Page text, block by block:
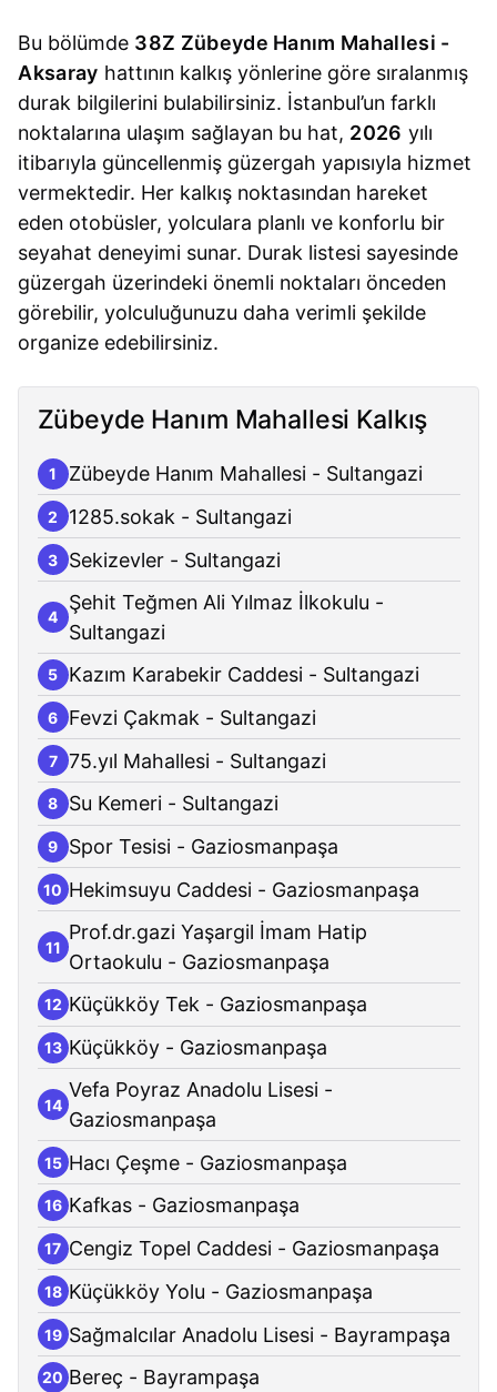
Bu bölümde 38Z Zübeyde Hanım Mahallesi -
Aksaray hattının kalkış yönlerine göre sıralanmış
durak bilgilerini bulabilirsiniz. İstanbul’un farklı
noktalarına ulaşım sağlayan bu hat, 2026 yılı
itibarıyla güncellenmiş güzergah yapısıyla hizmet
vermektedir. Her kalkış noktasından hareket
eden otobüsler, yolculara planlı ve konforlu bir
seyahat deneyimi sunar. Durak listesi sayesinde
güzergah üzerindeki önemli noktaları önceden
görebilir, yolculuğunuzu daha verimli şekilde
organize edebilirsiniz.
Zübeyde Hanım Mahallesi Kalkış
1 Zübeyde Hanım Mahallesi - Sultangazi
2 1285.sokak - Sultangazi
3 Sekizevler - Sultangazi
4
Şehit Teğmen Ali Yılmaz İlkokulu -
Sultangazi
5 Kazım Karabekir Caddesi - Sultangazi
6 Fevzi Çakmak - Sultangazi
7 75.yıl Mahallesi - Sultangazi
8 Su Kemeri - Sultangazi
9 Spor Tesisi - Gaziosmanpaşa
10 Hekimsuyu Caddesi - Gaziosmanpaşa
11
Prof.dr.gazi Yaşargil İmam Hatip
Ortaokulu - Gaziosmanpaşa
12 Küçükköy Tek - Gaziosmanpaşa
13 Küçükköy - Gaziosmanpaşa
14
Vefa Poyraz Anadolu Lisesi -
Gaziosmanpaşa
15 Hacı Çeşme - Gaziosmanpaşa
16 Kafkas - Gaziosmanpaşa
17 Cengiz Topel Caddesi - Gaziosmanpaşa
18 Küçükköy Yolu - Gaziosmanpaşa
19 Sağmalcılar Anadolu Lisesi - Bayrampaşa
20 Bereç - Bayrampaşa